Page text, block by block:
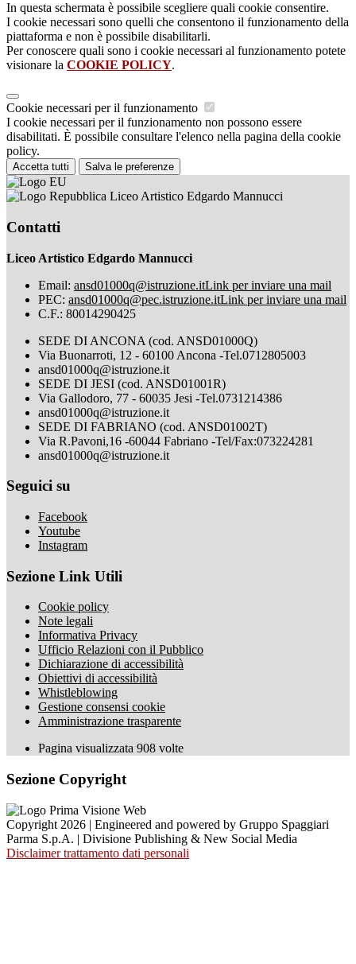
In questa schermata è possibile scegliere quali cookie consentire.
I cookie necessari sono quelli che consentono il funzionamento della
piattaforma e non è possibile disabilitarli.
Per conoscere quali sono i cookie necessari al funzionamento potete
visionare la COOKIE POLICY.
Cookie necessari per il funzionamento
I cookie necessari per il funzionamento non possono essere
disabilitati. È possibile consultare l'elenco nella pagina della cookie
policy.
Accetta tutti Salva le preferenze
Liceo Artistico Edgardo Mannucci
Contatti
Liceo Artistico Edgardo Mannucci
Email: ansd01000q@istruzione.itLink per inviare una mail
PEC: ansd01000q@pec.istruzione.itLink per inviare una mail
C.F.: 80014290425
SEDE DI ANCONA (cod. ANSD01000Q)
Via Buonarroti, 12 - 60100 Ancona -Tel.0712805003
ansd01000q@istruzione.it
SEDE DI JESI (cod. ANSD01001R)
Via Gallodoro, 77 - 60035 Jesi -Tel.0731214386
ansd01000q@istruzione.it
SEDE DI FABRIANO (cod. ANSD01002T)
Via R.Pavoni,16 -60044 Fabriano -Tel/Fax:073224281
ansd01000q@istruzione.it
Seguici su
Facebook
Youtube
Instagram
Sezione Link Utili
Cookie policy
Note legali
Informativa Privacy
Ufficio Relazioni con il Pubblico
Dichiarazione di accessibilità
Obiettivi di accessibilità
Whistleblowing
Gestione consensi cookie
Amministrazione trasparente
Pagina visualizzata 908 volte
Sezione Copyright
Copyright 2026 | Engineered and powered by Gruppo Spaggiari
Parma S.p.A. | Divisione Publishing & New Social Media
Disclaimer trattamento dati personali